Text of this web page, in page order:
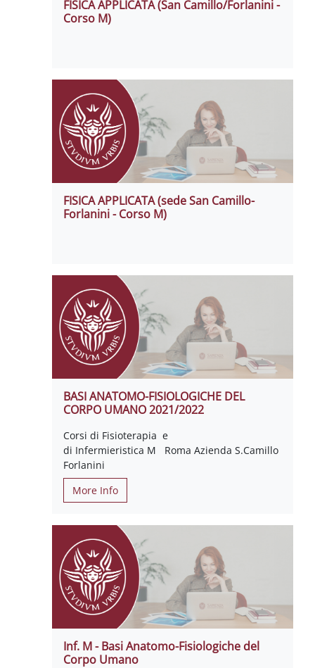
FISICA APPLICATA (San Camillo/Forlanini -
Corso M)
FISICA APPLICATA (sede San Camillo-
Forlanini - Corso M)
BASI ANATOMO-FISIOLOGICHE DEL
CORPO UMANO 2021/2022
Corsi di Fisioterapia e
di Infermieristica M Roma Azienda S.Camillo
Forlanini
More Info
Inf. M - Basi Anatomo-Fisiologiche del
Corpo Umano